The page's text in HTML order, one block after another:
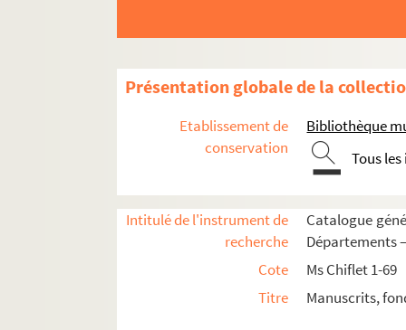
Présentation globale de la
Etablissement de
conservation
Bibliothèque
Tous
Intitulé de l'instrument de
recherche
Catalogue
Départements
Cote
Ms Chiflet 1-69
Titre
Manuscrits,
98. « Recevimiento que hiço el rey don
102. « Recevimiento de la reyna doña
114. « Relacion de la solemne
120. « El modo que tiene el rey
123. « De la journée qui se tint à
140. « Autre journal des choses plus
163. « Copie du pouvoir donné à